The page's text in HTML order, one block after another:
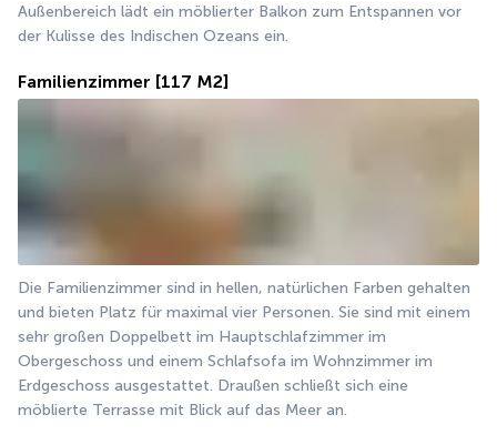
Außenbereich lädt ein möblierter Balkon zum Entspannen vor
der Kulisse des Indischen Ozeans ein.
Familienzimmer [117 M2]
Die Familienzimmer sind in hellen, natürlichen Farben gehalten
und bieten Platz für maximal vier Personen. Sie sind mit einem
sehr großen Doppelbett im Hauptschlafzimmer im
Obergeschoss und einem Schlafsofa im Wohnzimmer im
Erdgeschoss ausgestattet. Draußen schließt sich eine
möblierte Terrasse mit Blick auf das Meer an.